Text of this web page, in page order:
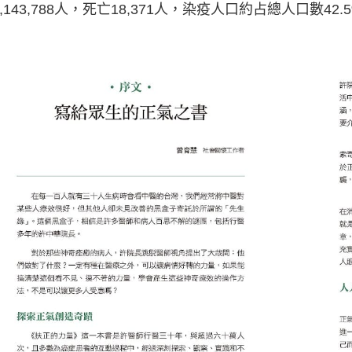
人，死亡18,371人，染疫人口約占總人口數